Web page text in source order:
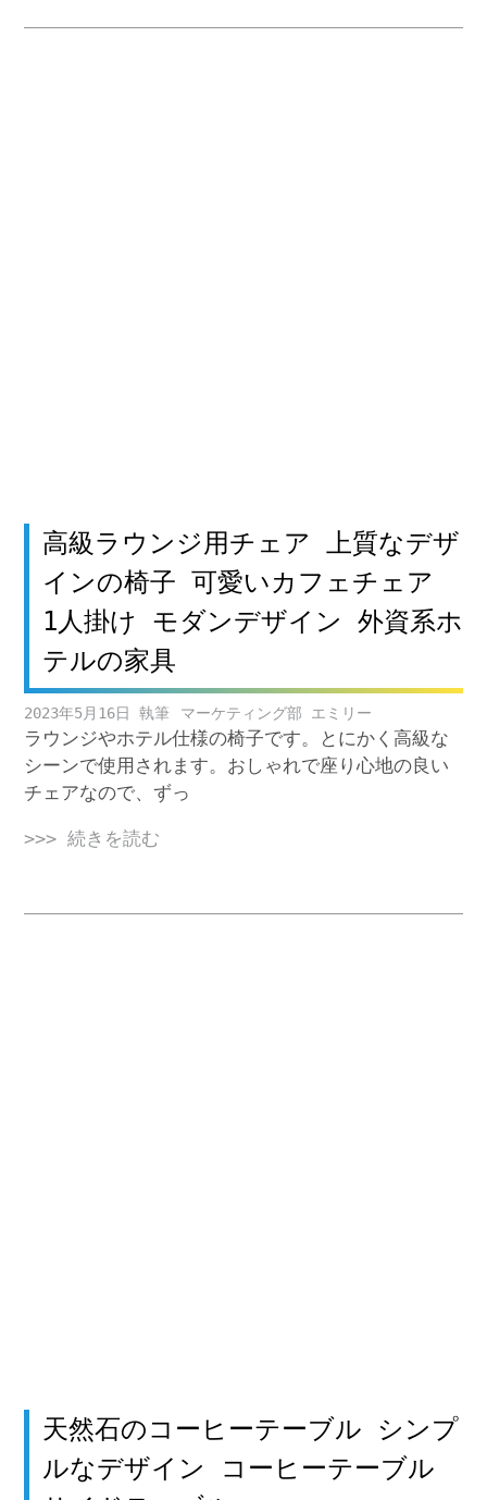
高級ラウンジ用チェア 上質なデザ
インの椅子 可愛いカフェチェア
1人掛け モダンデザイン 外資系ホ
テルの家具
2023年5月16日 マーケティング部 エミリー
ラウンジやホテル仕様の椅子です。とにかく高級な
シーンで使用されます。おしゃれで座り心地の良い
チェアなので、ずっ
>>> 続きを読む
天然石のコーヒーテーブル シンプ
ルなデザイン コーヒーテーブル